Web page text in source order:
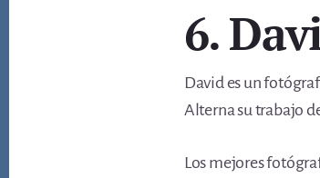
6.
David es un
Alterna su trabajo
Los mejores